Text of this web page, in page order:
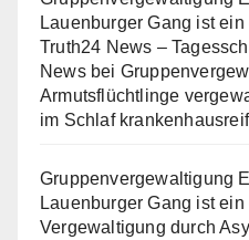
Lauenburger Gang ist
Truth24 News –
Newsbei
Armutsflüchtlinge
im Schlaf krankenhausreif
Gruppenvergewaltigung
Lauenburger Gang ist ein
Vergewaltigung durch